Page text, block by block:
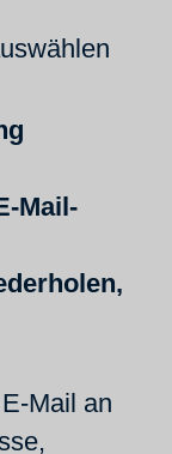
Mail-
Mail an